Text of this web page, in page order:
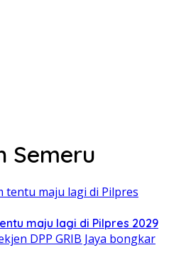
Semeru
maju lagi di Pilpres 2029